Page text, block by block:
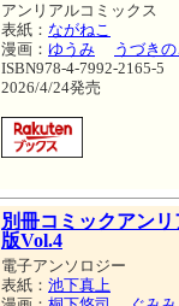
アンリアルコミックス
表紙： ながねこ
漫画： ゆうみ
うづき
ISBN978-4-7992-2165-5
2026/4/24発売
別冊コミックアン
版Vol.4
電子アンソロジー
表紙： 池下真上